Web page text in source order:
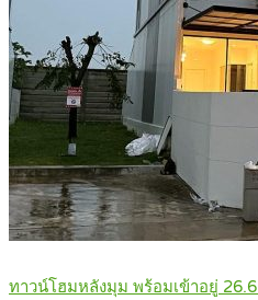
ทาวน์โฮมหลังมุม พร้อมเข้าอยู่